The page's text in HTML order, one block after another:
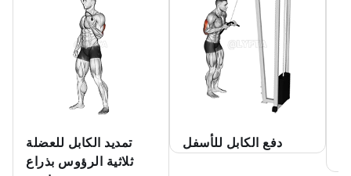
تمديد الكابل للعضلة
ثلاثية الرؤوس بذراع
دفع الكابل للأسفل